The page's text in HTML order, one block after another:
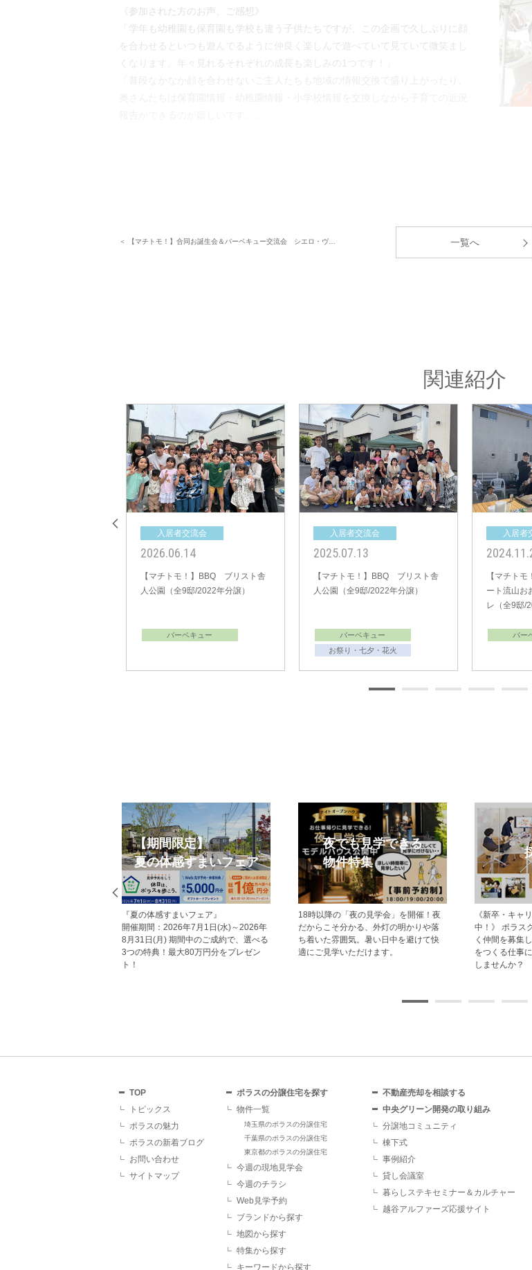
《参加された方のお声、ご感想》
「学年も幼稚園も保育園も学校も違う子供たちですが、この企画で久しぶりに顔
を合わせるといつも遊んでるように仲良く楽しんで遊べていて見ていて微笑まし
くなります。年々見れるそれぞれの成長も楽しみの1つです！」
中央グリーン開
居者様間のコミ
＜ 【マチトモ！】合同お誕生会＆バーベキュー交流会 シエロ・ヴ… 一覧へ
関連紹介
入居者交流会
2024.10.13
【マチトモ！】BBQ ママトコ南
浦和－ミセスキッチン2スタイル－
バーベキュー
入居者交流会
2024.09.29
【マチトモ！】BBQ クロスレジ
デンス流山おおたかの森（全5
バーベキュー
入居者
【マチト
人公園（全
バー
オープンハウス
今週開催予定のモデルハウス見学会・
現地見学会の一覧です。 ぜひお気軽に
お越しくださいませ。
モデルハウス特集
現地でモデルハウス見学ができるポラ
スの新築一戸建て・分譲住宅をご紹介
します。
メ
【登録無料】
分譲住宅情報
ールマガジン
TOP
トピックス
ポラスの魅力
ポラスの新着ブログ
お問い合わせ
サイトマップ
ポラスの分譲住宅を探す
物件一覧
埼玉県のポラスの分譲住宅
千葉県のポラスの分譲住宅
東京都のポラスの分譲住宅
今週の現地見学会
今週のチラシ
Web見学予約
ブランドから探す
地図から探す
特集から探す
キーワードから探す
不動産売却を相談する
中央グリーン開発の取り組み
分譲地コミュニティ
棟下式
事例紹介
貸し会議室
暮らしステキセミナー＆カルチャー
越谷アルファーズ応援サイト